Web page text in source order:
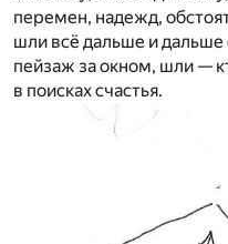
перемен, надежд,
шли всё дальше и
пейзаж за окном, шли —
в поисках счастья.